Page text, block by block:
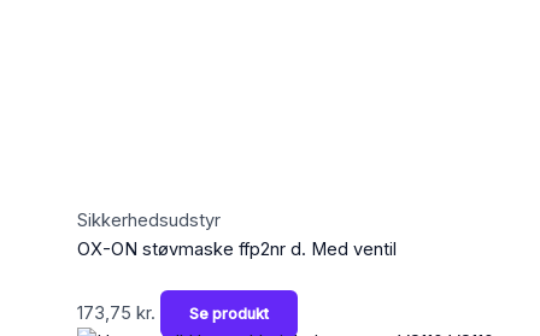
Sikkerhedsudstyr
OX-ON støvmaske ffp2nr d. Med ventil
173,75 kr. Se produkt